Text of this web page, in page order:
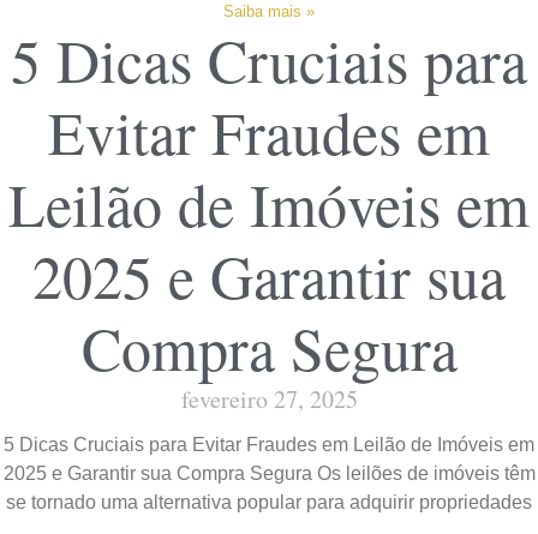
Saiba mais »
5 Dicas Cruciais para
Evitar Fraudes em
Leilão de Imóveis em
2025 e Garantir sua
Compra Segura
fevereiro 27, 2025
5 Dicas Cruciais para Evitar Fraudes em Leilão de Imóveis em
2025 e Garantir sua Compra Segura Os leilões de imóveis têm
se tornado uma alternativa popular para adquirir propriedades